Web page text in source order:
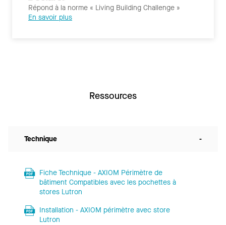
Répond à la norme « Living Building Challenge »
En savoir plus
Ressources
Technique -
Fiche Technique - AXIOM Périmètre de
bâtiment Compatibles avec les pochettes à
stores Lutron
Installation - AXIOM périmètre avec store
Lutron